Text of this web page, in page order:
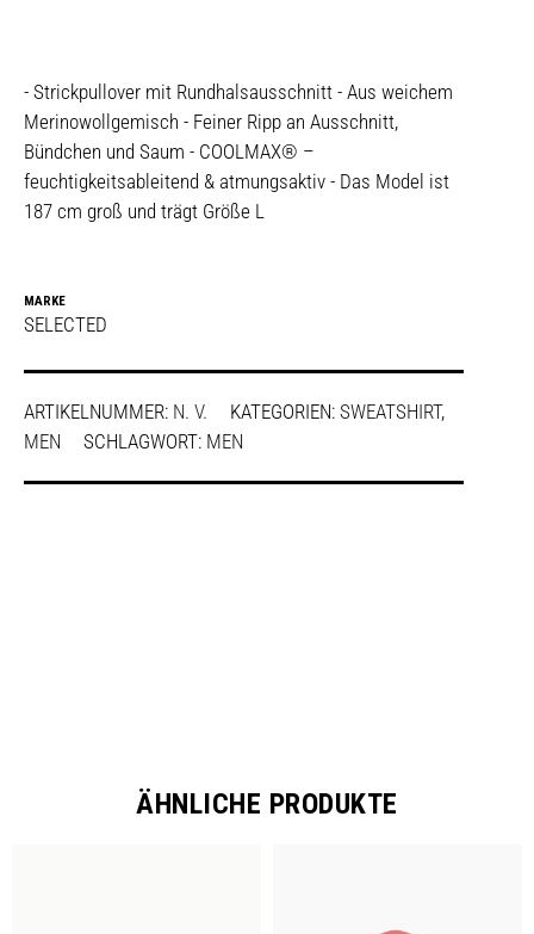
- Strickpullover mit Rundhalsausschnitt - Aus weichem
Merinowollgemisch - Feiner Ripp an Ausschnitt,
Bündchen und Saum - COOLMAX® –
feuchtigkeitsableitend & atmungsaktiv - Das Model ist
187 cm groß und trägt Größe L
MARKE
SELECTED
ARTIKELNUMMER: N. V. KATEGORIEN: SWEATSHIRT,
MEN
SCHLAGWORT: MEN
ÄHNLICHE PRODUKTE